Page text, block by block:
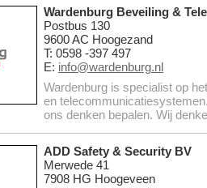
Wardenburg Beveiling &
Postbus 130
9600 AC Hoogezand
T: 0598 -397 497
E: info@wardenburg.nl
Wardenburg is specialist op
en
ons denken bepalen. Wij
ADD Safety & Security BV
Merwede 41
7908 HG Hoogeveen